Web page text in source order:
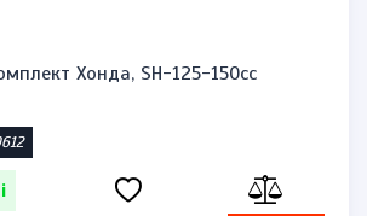
вилки 51153-45F00-00 Сузукі